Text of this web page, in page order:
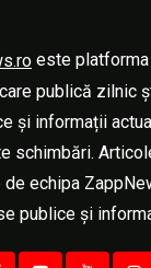
este
publică zilnic
și informații
schimbări.
de echipa
publice și